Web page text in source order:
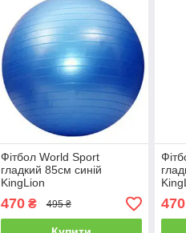
Фітбол World Sport
гладкий 85см синій
KingLion
470₴ 495 ₴ 470